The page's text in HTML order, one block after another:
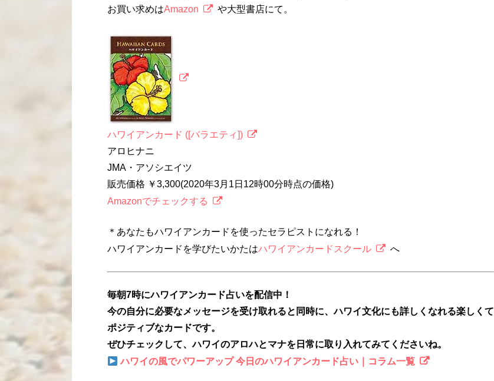
お買い求めはAmazon や大型書店にて。
ハワイアンカード ([バラエティ])
アロヒナニ
JMA・アソシエイツ
販売価格 ￥3,300(2020年3月1日12時00分時点の価格)
Amazonでチェックする
＊あなたもハワイアンカードを使ったセラピストになれる！
ハワイアンカードを学びたいかたはハワイアンカードスクール へ
毎朝7時にハワイアンカード占いを配信中！
今の自分に必要なメッセージを受け取れると同時に、ハワイ文化にも詳しくなれる楽しくて
ポジティブなカードです。
ぜひチェックして、ハワイのアロハとマナを日常に取り入れてみてくださいね。
ハワイの風でパワーアップ 今日のハワイアンカード占い｜コラム一覧